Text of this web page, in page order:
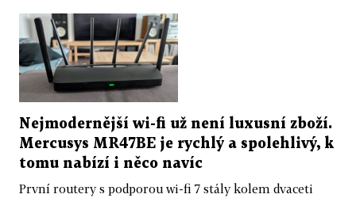
Nejmodernější wi-fi už není luxusní zboží.
Mercusys MR47BE je rychlý a spolehlivý, k
tomu nabízí i něco navíc
První routery s podporou wi-fi 7 stály kolem dvaceti